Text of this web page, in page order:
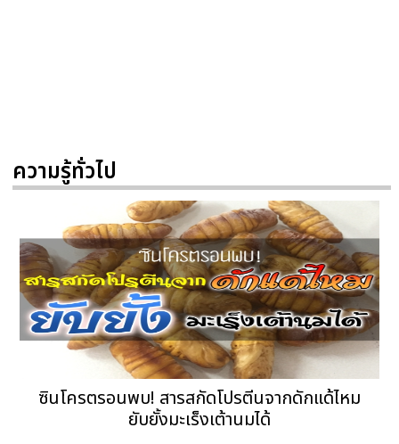
ความรู้ทั่วไป
ซินโครตรอนพบ! สารสกัดโปรตีนจากดักแด้ไหม
ยับยั้งมะเร็งเต้านมได้